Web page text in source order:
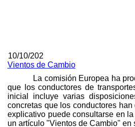
10/10/202
Vientos de Cambio
La comisión Europea ha
que los conductores de
inicial incluye varias
concretas que los conductores
explicativo puede consultarse en
un artículo "Vientos de Cambio" en